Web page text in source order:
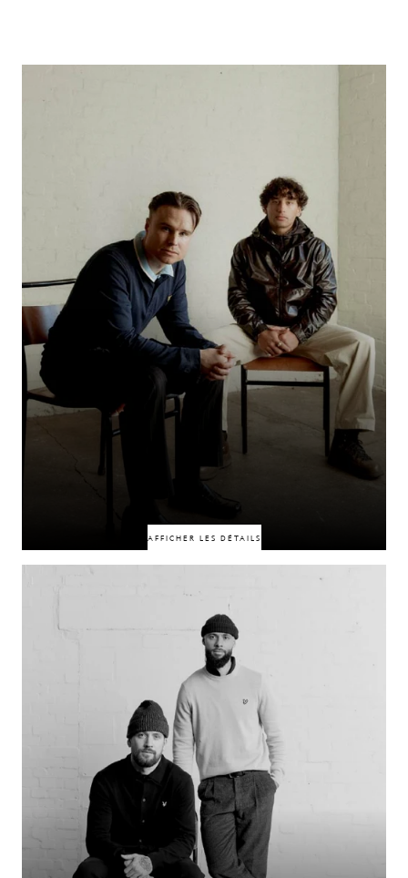
AFFICHER LES DÉTAILS
50% DE RÉDUCTION
Liés par la musique, une vision commune et un profond attachement à
leur ville, ce duo incarne Dublin à travers sa musique. Leur lien trouve ses
racines dans leurs origines, leurs valeurs et la culture qui continue de les
façonner. Une ville commune, exprimée de différentes manières.